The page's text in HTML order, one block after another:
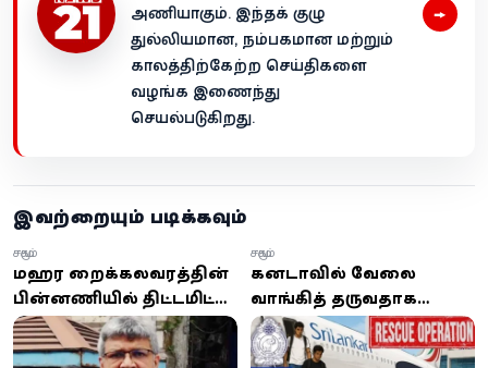
அணியாகும். இந்தக் குழு
துல்லியமான, நம்பகமான மற்றும்
காலத்திற்கேற்ற செய்திகளை
வழங்க இணைந்து
செயல்படுகிறது.
→
இவற்றையும் படிக்கவும்
மஹர சிறைக்கலவரத்தின்
பின்னணியில் திட்டமிட்ட
சதி? நீதியமைச்சர்
ஹர்ஷன நாணயக்கார
சமூகம்
கனடாவில் வேலை
வாங்கித் தருவதாக
எத்தியோப்பியாவுக்கு
கடத்தப்பட்ட மூவர் மீட்பு:
சமூகம்